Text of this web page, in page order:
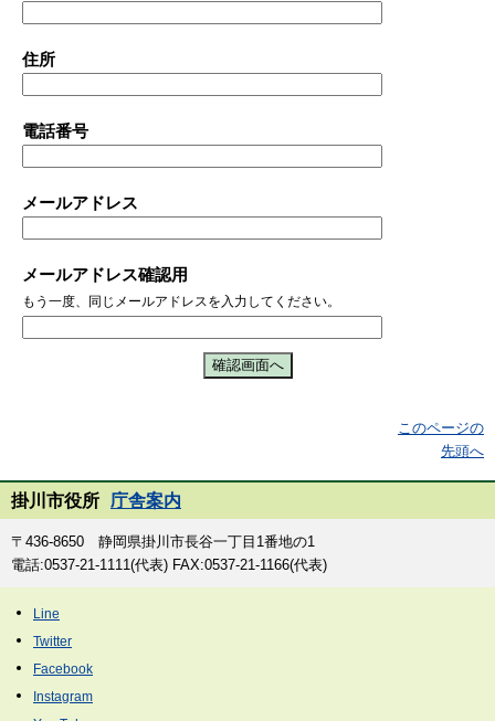
住所
電話番号
メールアドレス
メールアドレス確認用
もう一度、同じメールアドレスを入力してください。
このページの
先頭へ
掛川市役所 庁舎案内
〒436-8650 静岡県掛川市長谷一丁目1番地の1
電話:0537-21-1111(代表) FAX:0537-21-1166(代表)